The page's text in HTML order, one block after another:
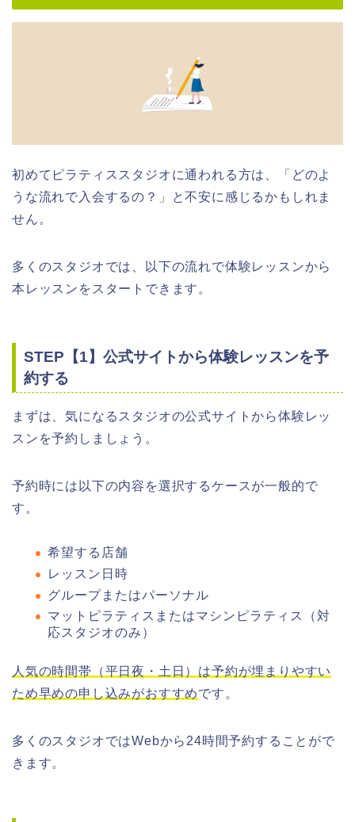
初めてピラティススタジオに通われる方は、「どのよ
うな流れで入会するの？」と不安に感じるかもしれま
せん。
多くのスタジオでは、以下の流れで体験レッスンから
本レッスンをスタートできます。
STEP【1】公式サイトから体験レッスンを予
約する
まずは、気になるスタジオの公式サイトから体験レッ
スンを予約しましょう。
予約時には以下の内容を選択するケースが一般的で
す。
希望する店舗
レッスン日時
グループまたはパーソナル
マットピラティスまたはマシンピラティス（対
応スタジオのみ）
人気の時間帯（平日夜・土日）は予約が埋まりやすい
ため早めの申し込みがおすすめです。
多くのスタジオではWebから24時間予約することがで
きます。